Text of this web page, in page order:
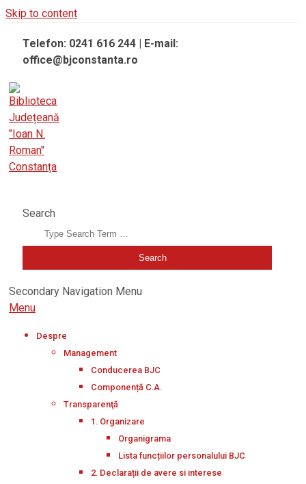
Skip to content
Telefon: 0241 616 244 | E-mail:
office@bjconstanta.ro
Search
Secondary Navigation Menu
Menu
Despre
Management
Conducerea BJC
Componență C.A.
Transparenţă
1. Organizare
Organigrama
Lista funcțiilor personalului BJC
2. Declarații de avere si interese